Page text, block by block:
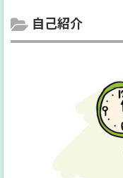
自己紹介